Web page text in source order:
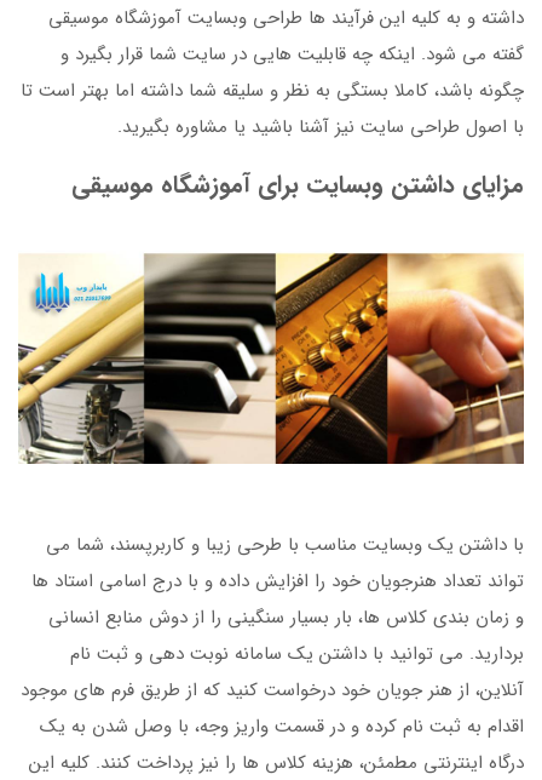
داشته و به کلیه این فرآیند ها طراحی وبسایت آموزشگاه موسیقی
گفته می شود. اینکه چه قابلیت هایی در سایت شما قرار بگیرد و
چگونه باشد، کاملا بستگی به نظر و سلیقه شما داشته اما بهتر است تا
با اصول طراحی سایت نیز آشنا باشید یا مشاوره بگیرید.
مزایای داشتن وبسایت برای آموزشگاه موسیقی
با داشتن یک وبسایت مناسب با طرحی زیبا و کاربرپسند، شما می
تواند تعداد هنرجویان خود را افزایش داده و با درج اسامی استاد ها
و زمان بندی کلاس ها، بار بسیار سنگینی را از دوش منابع انسانی
بردارید. می توانید با داشتن یک سامانه نوبت دهی و ثبت نام
آنلاین، از هنر جویان خود درخواست کنید که از طریق فرم های موجود
اقدام به ثبت نام کرده و در قسمت واریز وجه، با وصل شدن به یک
درگاه اینترنتی مطمئن، هزینه کلاس ها را نیز پرداخت کنند. کلیه این